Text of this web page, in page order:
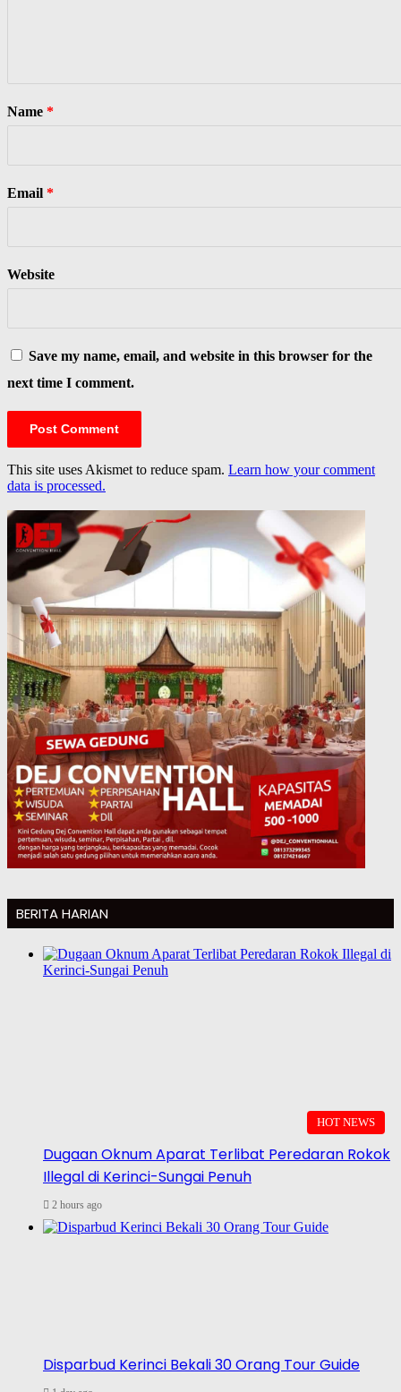
Name *
Email *
Website
Save my name, email, and website in this browser for the
next time I comment.
This site uses Akismet to reduce spam. Learn how your comment
data is processed.
BERITA HARIAN
HOT NEWS
Dugaan Oknum Aparat Terlibat Peredaran Rokok
Illegal di Kerinci-Sungai Penuh
2 hours ago
Disparbud Kerinci Bekali 30 Orang Tour Guide